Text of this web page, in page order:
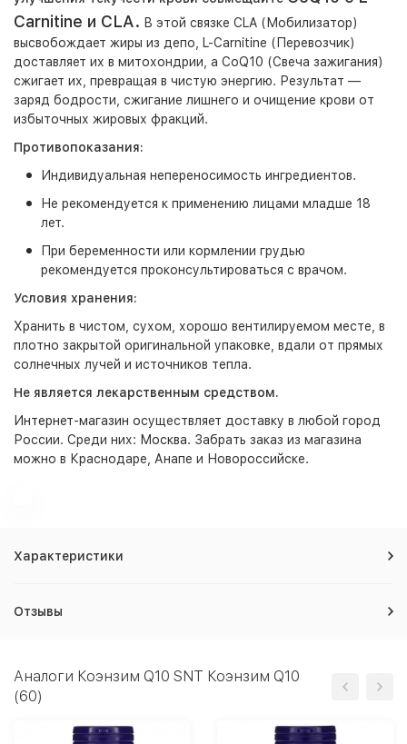
Carnitine и CLA. В этой связке CLA (Мобилизатор)
высвобождает жиры из депо, L-Carnitine (Перевозчик)
доставляет их в митохондрии, а CoQ10 (Свеча зажигания)
сжигает их, превращая в чистую энергию. Результат —
заряд бодрости, сжигание лишнего и очищение крови от
избыточных жировых фракций.
Противопоказания:
Индивидуальная непереносимость ингредиентов.
Не рекомендуется к применению лицами младше 18
лет.
При беременности или кормлении грудью
рекомендуется проконсультироваться с врачом.
Условия хранения:
Хранить в чистом, сухом, хорошо вентилируемом месте, в
плотно закрытой оригинальной упаковке, вдали от прямых
солнечных лучей и источников тепла.
Не является лекарственным средством.
Интернет-магазин осуществляет доставку в любой город
России. Среди них: Москва. Забрать заказ из магазина
можно в Краснодаре, Анапе и Новороссийске.
Характеристики
Отзывы
Аналоги Коэнзим Q10 SNT Коэнзим Q10
(60)